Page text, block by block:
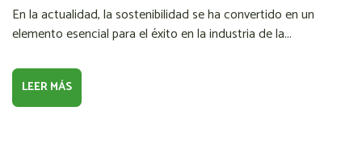
En la actualidad, la sostenibilidad se ha convertido en un
elemento esencial para el éxito en la industria de la...
LEER MÁS